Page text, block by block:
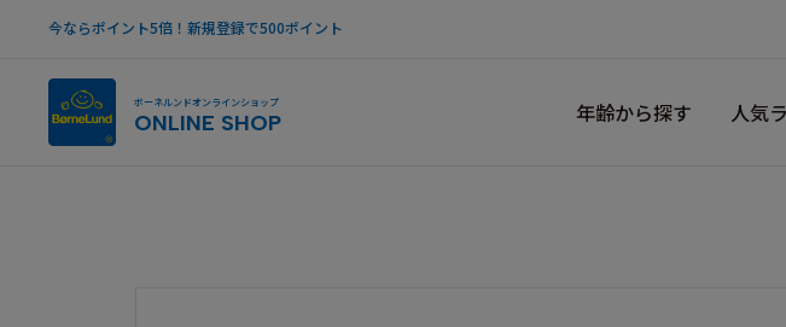
今ならポイント5倍！新規登録で500ポイント
ボーネルンドオンラインショップ
ONLINE SHOP 年齢から探す 人気